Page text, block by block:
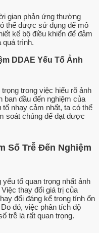
gian phản ứng thường
thể được sử dụng để mô
kế bộ điều khiển để đảm
quá trình.
DDAE Yếu Tố Ảnh
trong việc hiểu rõ ảnh
ban đầu đến nghiệm của
nhạy cảm nhất, ta có thể
soát chúng để đạt được
Số Trễ Đến Nghiệm
tố quan trọng nhất ảnh
Việc thay đổi giá trị của
đổi đáng kể trong tính ổn
đó, việc phân tích độ
trễ là rất quan trọng.